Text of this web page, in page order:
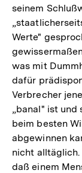
seinem
Werte"
was mit
dafür
Verbrecher
„banal" ist und
beim besten
abgewinnen
nicht
daß einem